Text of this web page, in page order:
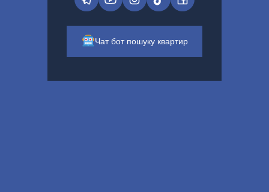
Чат бот пошуку квартир